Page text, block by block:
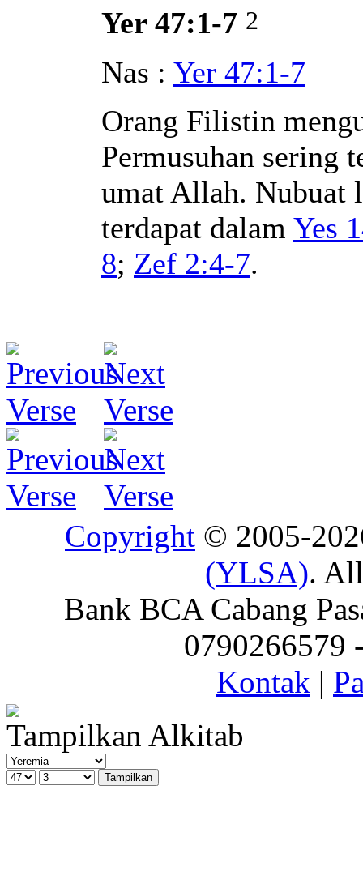
Yer 47:1-7 2
Nas : Yer 47:1-7
Orang Filistin
Permusuhan sering
umat Allah. Nubuat
terdapat dalam Yes
8; Zef 2:4-7.
Copyright © 2005-
(YLSA).
Bank BCA Cabang
0790266579
Kontak |
Tampilkan Alkitab